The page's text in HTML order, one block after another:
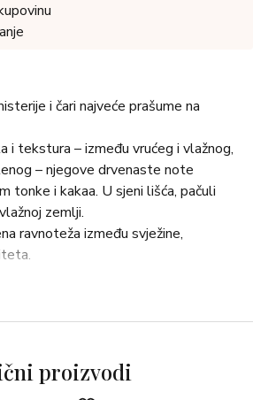
i čari najveće prašume na
i tekstura – između vrućeg i vlažnog,
– njegove drvenaste note
tonke i kakaa. U sjeni lišća, pačuli
zemlji.
ravnoteža između svježine,
cvjetni mošus
proizvodi